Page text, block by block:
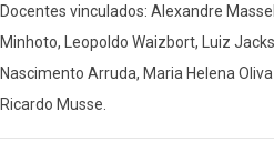
Docentes vinculados: Alexandre
Minhoto, Leopoldo Waizbort, Luiz
Nascimento Arruda, Maria Helena
Ricardo Musse.